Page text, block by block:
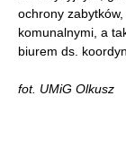
ochrony
komunalnymi, a
biurem ds.
fot. UMiG Olkusz